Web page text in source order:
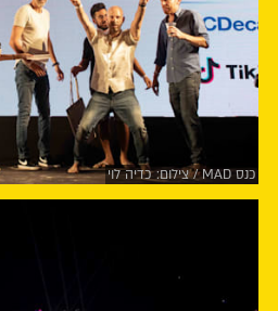
כנס MAD / צילום: כדיה לוי